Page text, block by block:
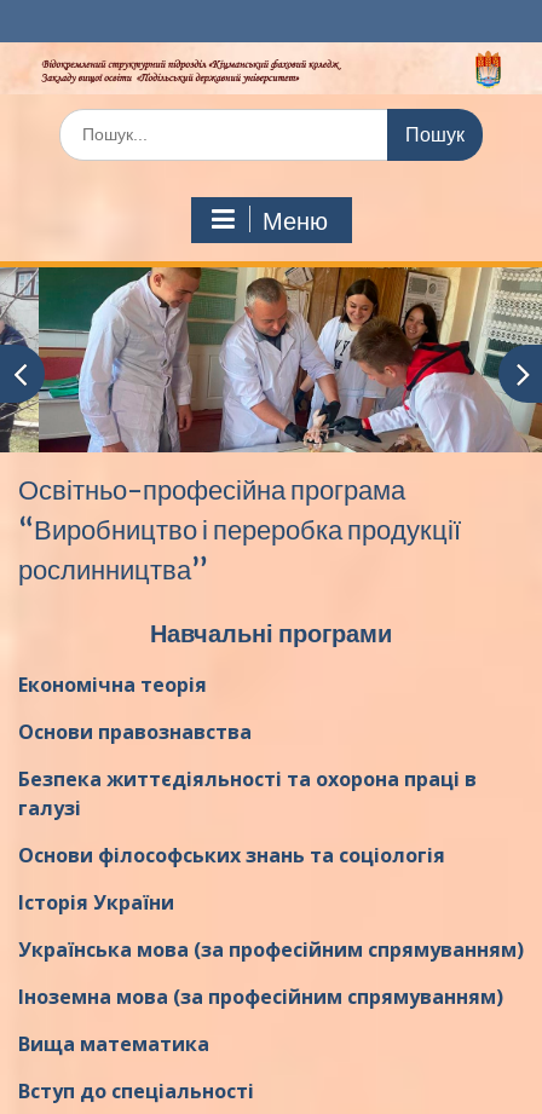
до
вмісту
Шукати:
Меню
Освітньо-професійна програма
“Виробництво і переробка продукції
рослинництва”
Навчальні програми
Економічна теорія
Основи правознавства
Безпека життєдіяльності та охорона праці в
галузі
Основи філософських знань та соціологія
Історія України
Українська мова (за професійним спрямуванням)
Іноземна мова (за професійним спрямуванням)
Вища математика
Вступ до спеціальності